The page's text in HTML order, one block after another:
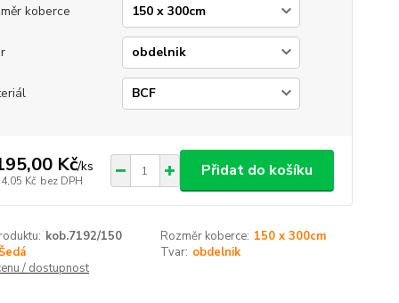
koberce
Kč/ks
Kč bez DPH
Přidat do košíku
kob.7192/150 Rozměr koberce: 150 x 300cm
Tvar: obdelnik
/ dostupnost